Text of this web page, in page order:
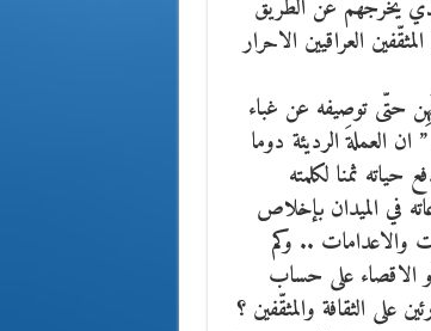
يخرجهم عن الطريق
العراقيين الاحرار
حتّى توصيفه عن غباء
العملةَ الرديئة دوما
ثمنا لكلمته
في الميدان بإخلاص
والاعدامات .. وكم
الاقصاء على حساب
على الثقافة والمثقّفين ؟